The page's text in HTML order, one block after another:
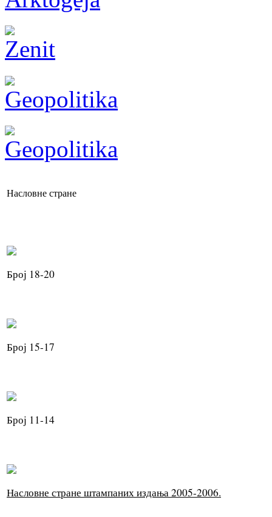
Насловне стране
Број 18-20
Број 15-17
Број 11-14
Насловне стране штампаних издања 2005-2006.